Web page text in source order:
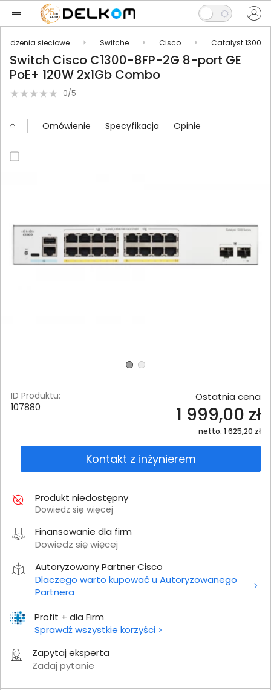
sieciowe Switche Cisco Catalyst 1300
Switch Cisco C1300-8FP-2G 8-port GE
PoE+ 120W 2x1Gb Combo
0/5
Omówienie Specyfikacja Opinie
Profit + dla Firm
Sprawdź wszystkie korzyści
Zapytaj eksperta
Zadaj pytanie
ID Produktu:
107880
Ostatnia cena
1 999,00 zł
netto: 1 625,20 zł
Kontakt z inżynierem
Produkt niedostępny
Dowiedz się więcej
Finansowanie dla firm
Dowiedz się więcej
Autoryzowany Partner Cisco
Dlaczego warto kupować u Autoryzowanego
Partnera